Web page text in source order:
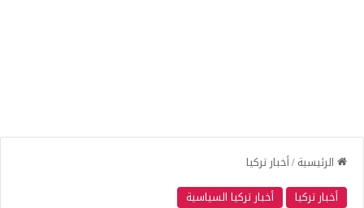
الرئيسية/أخبار تركيا
أخبار تركيا
أخبار تركيا السياسية